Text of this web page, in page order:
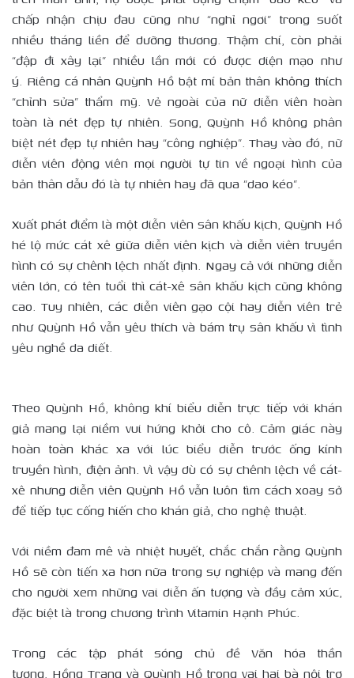
chấp nhận chịu đau cũng như “nghỉ ngơi” trong suốt
nhiều tháng liền để dưỡng thương. Thậm chí, còn phải
“đập đi xây lại” nhiều lần mới có được diện mạo như
ý. Riêng cá nhân Quỳnh Hồ bật mí bản thân không thích
“chỉnh sửa” thẩm mỹ. Vẻ ngoài của nữ diễn viên hoàn
toàn là nét đẹp tự nhiên. Song, Quỳnh Hồ không phân
biệt nét đẹp tự nhiên hay “công nghiệp”. Thay vào đó, nữ
diễn viên động viên mọi người tự tin về ngoại hình của
bản thân dẫu đó là tự nhiên hay đã qua “dao kéo”.
Xuất phát điểm là một diễn viên sân khấu kịch, Quỳnh Hồ
hé lộ mức cát xê giữa diễn viên kịch và diễn viên truyền
hình có sự chênh lệch nhất định. Ngay cả với những diễn
viên lớn, có tên tuổi thì cát-xê sân khấu kịch cũng không
cao. Tuy nhiên, các diễn viên gạo cội hay diễn viên trẻ
như Quỳnh Hồ vẫn yêu thích và bám trụ sân khấu vì tình
yêu nghề da diết.
Theo Quỳnh Hồ, không khí biểu diễn trực tiếp với khán
giả mang lại niềm vui hứng khởi cho cô. Cảm giác này
hoàn toàn khác xa với lúc biểu diễn trước ống kính
truyền hình, điện ảnh. Vì vậy dù có sự chênh lệch về cát-
xê nhưng diễn viên Quỳnh Hồ vẫn luôn tìm cách xoay sở
để tiếp tục cống hiến cho khán giả, cho nghệ thuật.
Với niềm đam mê và nhiệt huyết, chắc chắn rằng Quỳnh
Hồ sẽ còn tiến xa hơn nữa trong sự nghiệp và mang đến
cho người xem những vai diễn ấn tượng và đầy cảm xúc,
đặc biệt là trong chương trình Vitamin Hạnh Phúc.
Trong các tập phát sóng chủ đề Văn hóa thần
tượng, Hồng Trang và Quỳnh Hồ trong vai hai bà nội trợ